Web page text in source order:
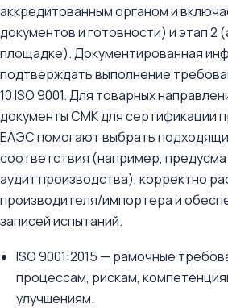
аккредитованным органом и
документов и готовности) и этап 2
площадке). Документированная
подтверждать выполнение
10 ISO 9001. Для товарных
документы СМК для сертификации
ЕАЭС помогают выбрать
соответствия (например,
аудит производства), корректно
производителя/импортера и
записей испытаний.
ISO 9001:2015 — рамочные
процессам, рискам,
улучшениям.